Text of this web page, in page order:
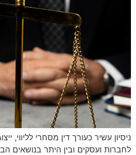
ניסיון עשיר כעורך דין מסחרי לליווי,
לחברות ועסקים ובין היתר בנושאים